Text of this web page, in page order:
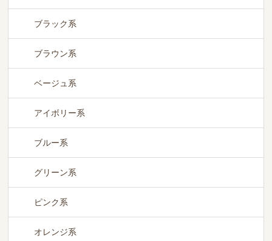
ブラック系
ブラウン系
ベージュ系
アイボリー系
ブルー系
グリーン系
ピンク系
オレンジ系